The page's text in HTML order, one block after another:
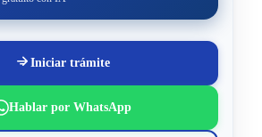
Iniciar trámite
Hablar por WhatsApp